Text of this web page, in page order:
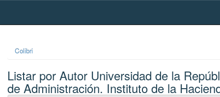
Skip
Colibri
Listar por Autor Universidad de la
de Administración. Instituto de la